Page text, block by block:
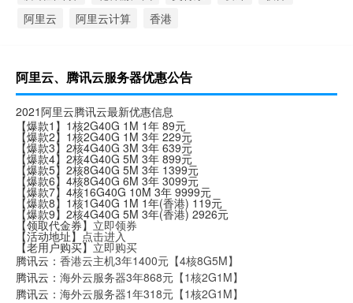
阿里云
阿里云计算 香港
阿里云、腾讯云服务器优惠公告
2021阿里云腾讯云最新优惠信息
【爆款1】1核2G40G 1M 1年 89元
【爆款2】1核2G40G 1M 3年 229元
【爆款3】2核4G40G 3M 3年 639元
【爆款4】2核4G40G 5M 3年 899元
【爆款5】2核8G40G 5M 3年 1399元
【爆款6】4核8G40G 6M 3年 3099元
【爆款7】4核16G40G 10M 3年 9999元
【爆款8】1核1G40G 1M 1年(香港) 119元
【爆款9】2核4G40G 5M 3年(香港) 2926元
【领取代金券】 立即领券
【活动地址】 点击进入
【老用户购买】立即购买
腾讯云： 香港云主机3年1400元【4核8G5M】
腾讯云： 海外云服务器3年868元【1核2G1M】
腾讯云： 海外云服务器1年318元【1核2G1M】